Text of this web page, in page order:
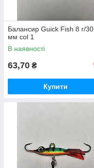
Балансир Guick Fish 8 г/30
мм col 1
В наявності
63,70 ₴
Купити